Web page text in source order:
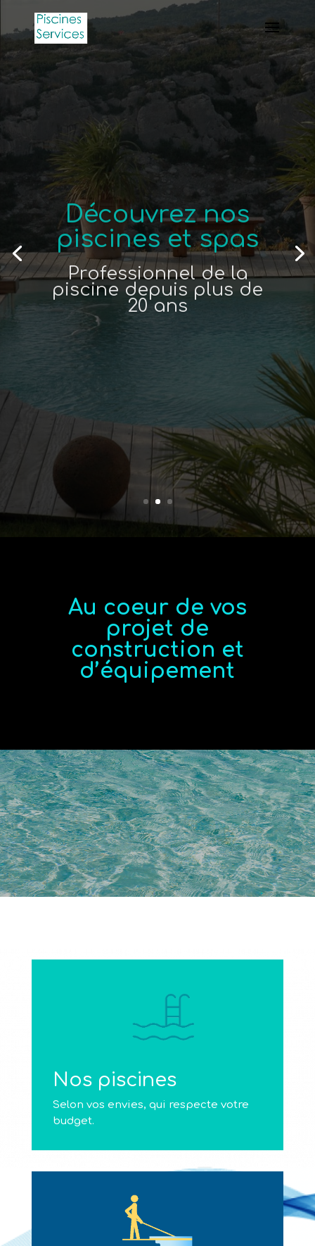
Découvrez nos
piscines et spas
Professionnel de la
piscine depuis plus de
20 ans
Au coeur de vos
projet de
construction et
d’équipement
Nos piscines
Selon vos envies, qui respecte votre
budget.